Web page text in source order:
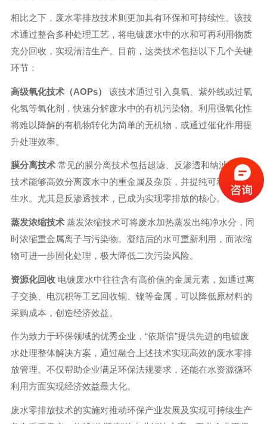
相比之下，废水零排放技术则更加具有环保和可持续性。该技
术通过整合多种处理工艺，将电镀废水中的水和可再利用物质
充分回收，实现清洁生产。目前，这类技术包括以下几个关键
环节：
高级氧化技术（AOPs）
该技术通过引入臭氧、紫外线或过氧
化氢等氧化剂，快速分解废水中的有机污染物。利用强氧化性
将难以降解的有机物转化为简单的无机物，或通过催化作用提
升处理效率。
膜分离技术常见的膜分离技术包括超滤、反渗透和纳滤。此类
技术能够高效分离废水中的重金属及杂质，并提纯可利用的再
生水。尤其是反渗透技术，已成为实现零排放的核心。
蒸发浓缩技术蒸发浓缩技术可将废水加热蒸发出纯净水分，同
时浓缩重金属离子与污染物。凝结后的水可重新利用，而浓缩
物可进一步固化处理，极大降低二次污染风险。
资源化回收电镀废水中往往含有高价值的金属元素，如通过离
子交换、电沉积等工艺回收铜、镍等金属，可以降低原材料的
采购成本，创造经济效益。
作为致力于环保领域的优秀企业，“依斯倍”提供先进的电镀废
水处理整体解决方案，通过融合上述技术实现高效的废水零排
放管理。不仅帮助企业满足环保法规要求，还能在水资源循环
利用方面实现经济效益最大化。
废水零排放技术的实施对推动环保产业发展及实现可持续生产